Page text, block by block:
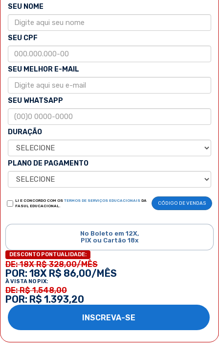
SEU NOME
SEU CPF
SEU MELHOR E-MAIL
SEU WHATSAPP
DURAÇÃO
PLANO DE PAGAMENTO
LI E CONCORDO COM OS TERMOS DE SERVIÇOS EDUCACIONAIS DA
FASUL EDUCACIONAL.
CÓDIGO DE VENDAS
No Boleto em 12X,
PIX ou Cartão 18x
DESCONTO PONTUALIDADE:
DE: 18X R$ 328,00/MÊS
POR: 18X R$ 86,00/MÊS
À VISTA NO PIX:
DE: R$ 1.548,00
POR: R$ 1.393,20
INSCREVA-SE